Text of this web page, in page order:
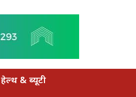
हेल्थ & ब्यूटी